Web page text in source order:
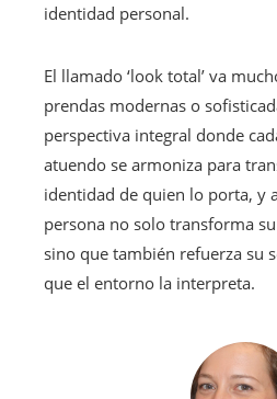
identidad personal.
El llamado ‘look total’ va
prendas modernas o
perspectiva integral donde
atuendo se armoniza para
identidad de quien lo porta, y
persona no solo transforma
sino que también refuerza su
que el entorno la interpreta.